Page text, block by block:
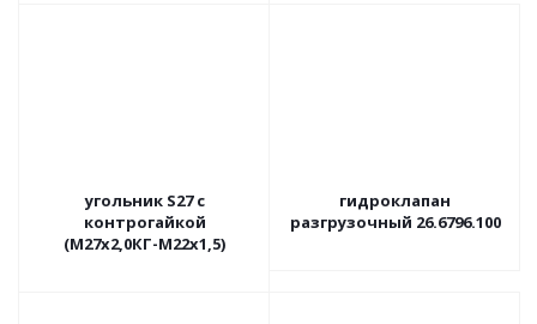
угольник S27 с
контрогайкой
(М27х2,0КГ-М22х1,5)
гидроклапан
разгрузочный 26.6796.100